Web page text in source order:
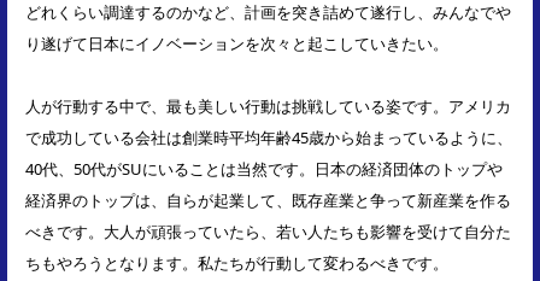
どれくらい調達するのかなど、計画を突き詰めて遂行し、みんなでや
り遂げて日本にイノベーションを次々と起こしていきたい。
人が行動する中で、最も美しい行動は挑戦している姿です。アメリカ
で成功している会社は創業時平均年齢45歳から始まっているように、
40代、50代がSUにいることは当然です。日本の経済団体のトップや
経済界のトップは、自らが起業して、既存産業と争って新産業を作る
べきです。大人が頑張っていたら、若い人たちも影響を受けて自分た
ちもやろうとなります。私たちが行動して変わるべきです。